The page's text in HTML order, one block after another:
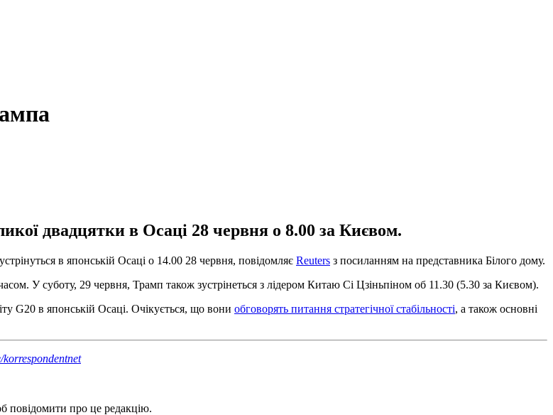
двадцятки в Осаці 28 червня о 8.00 за Києвом.
в японській Осаці о 14.00 28 червня, повідомляє Reuters з посиланням на представника Білого дому.
У суботу, 29 червня, Трамп також зустрінеться з лідером Китаю Сі Цзіньпіном об 11.30 (5.30 за Києвом).
G20 в японській Осаці. Очікується, що вони обговорять питання стратегічної стабільності, а також основні
korrespondentnet
повідомити про це редакцію.